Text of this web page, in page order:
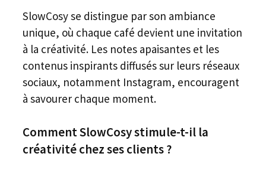
SlowCosy se distingue par son ambiance
unique, où chaque café devient une invitation
à la créativité. Les notes apaisantes et les
contenus inspirants diffusés sur leurs réseaux
sociaux, notamment Instagram, encouragent
à savourer chaque moment.
Comment SlowCosy stimule-t-il la
créativité chez ses clients ?